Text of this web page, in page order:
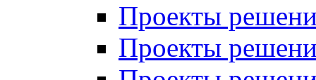
Проекты
Проекты